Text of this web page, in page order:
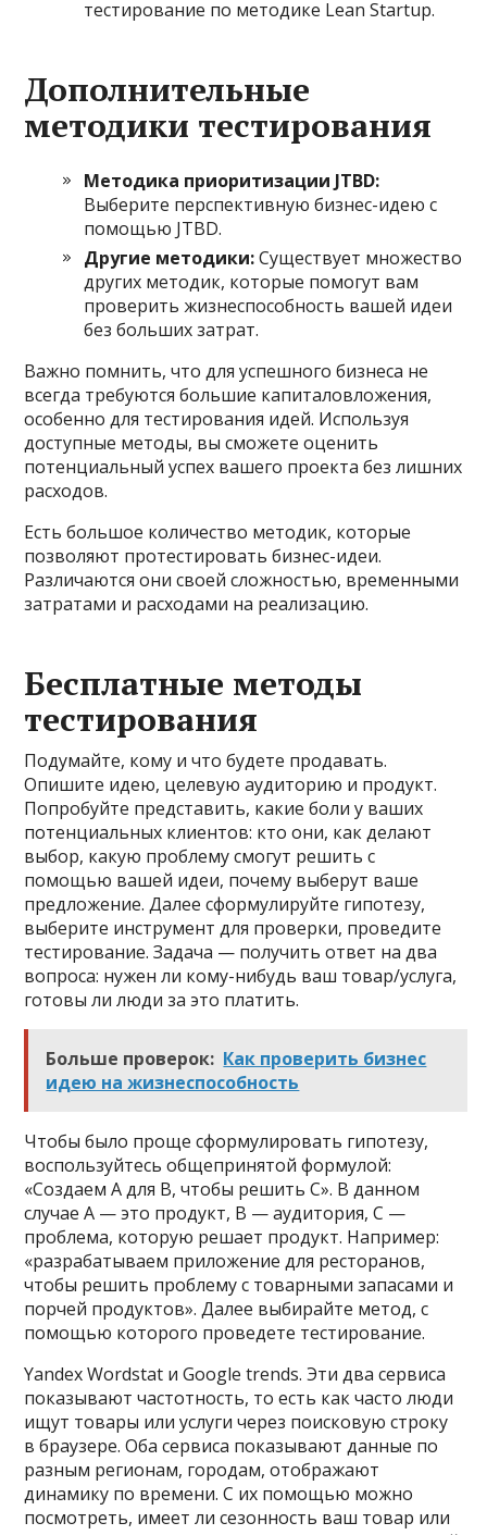
тестирование по методике Lean Startup.
Дополнительные
методики тестирования
Методика приоритизации JTBD:
Выберите перспективную бизнес-идею с
помощью JTBD.
Другие методики:Существует множество
других методик, которые помогут вам
проверить жизнеспособность вашей идеи
без больших затрат.
Важно помнить, что для успешного бизнеса не
всегда требуются большие капиталовложения,
особенно для тестирования идей. Используя
доступные методы, вы сможете оценить
потенциальный успех вашего проекта без лишних
расходов.
Есть большое количество методик, которые
позволяют протестировать бизнес-идеи.
Различаются они своей сложностью, временными
затратами и расходами на реализацию.
Бесплатные методы
тестирования
Подумайте, кому и что будете продавать.
Опишите идею, целевую аудиторию и продукт.
Попробуйте представить, какие боли у ваших
потенциальных клиентов: кто они, как делают
выбор, какую проблему смогут решить с
помощью вашей идеи, почему выберут ваше
предложение. Далее сформулируйте гипотезу,
выберите инструмент для проверки, проведите
тестирование. Задача — получить ответ на два
вопроса: нужен ли кому-нибудь ваш товар/услуга,
готовы ли люди за это платить.
Больше проверок: Как проверить бизнес
идею на жизнеспособность
Чтобы было проще сформулировать гипотезу,
воспользуйтесь общепринятой формулой:
«Создаем А для В, чтобы решить С». В данном
случае А — это продукт, В — аудитория, С —
проблема, которую решает продукт. Например:
«разрабатываем приложение для ресторанов,
чтобы решить проблему с товарными запасами и
порчей продуктов». Далее выбирайте метод, с
помощью которого проведете тестирование.
Yandex Wordstat и Google trends. Эти два сервиса
показывают частотность, то есть как часто люди
ищут товары или услуги через поисковую строку
в браузере. Оба сервиса показывают данные по
разным регионам, городам, отображают
динамику по времени. С их помощью можно
посмотреть, имеет ли сезонность ваш товар или